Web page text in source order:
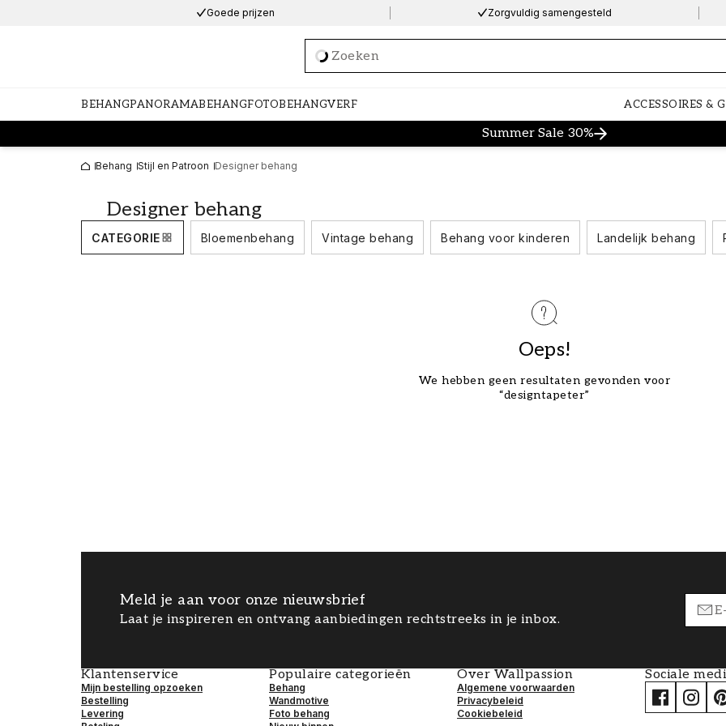
Goede prijzen Zorgvuldig samengesteld
Loading…
BEHANGPANORAMABEHANGFOTOBEHANGVERF ACCESSOIRES &
Summer Sale 30%
Behang Stijl en Patroon Designer behang
Designer behang
CATEGORIE Bloemenbehang Vintage behang Behang voor kinderen Landelijk behang
Oeps!
We hebben geen resultaten gevonden voor
“designtapeter”
Meld je aan voor onze nieuwsbrief
Laat je inspireren en ontvang aanbiedingen rechtstreeks in je inbox.
Klantenservice
Mijn bestelling opzoeken
Bestelling
Levering
Populaire categorieën
Behang
Wandmotive
Foto behang
Over Wallpassion
Algemene voorwaarden
Privacybeleid
Cookiebeleid
Sociale